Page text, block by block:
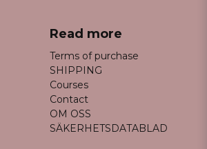
Read more
Terms of purchase
SHIPPING
Courses
Contact
OM OSS
SÄKERHETSDATABLAD